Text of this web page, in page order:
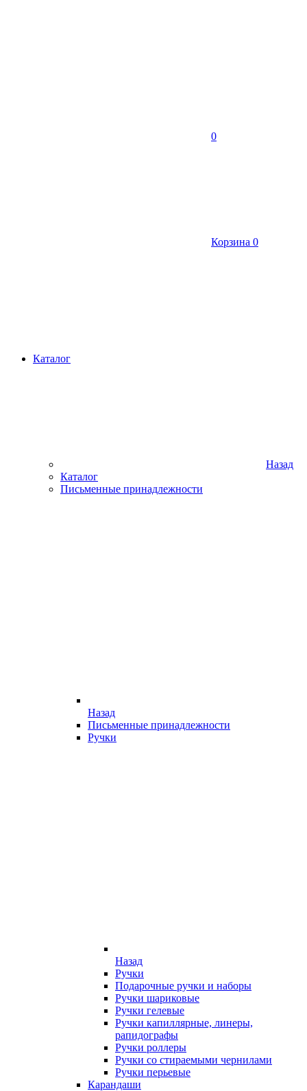
0
Корзина 0
Каталог
Назад
Каталог
Письменные принадлежности
Назад
Письменные принадлежности
Ручки
Назад
Ручки
Подарочные ручки и наборы
Ручки шариковые
Ручки гелевые
Ручки капиллярные, линеры,
рапидографы
Ручки роллеры
Ручки со стираемыми чернилами
Ручки перьевые
Карандаши